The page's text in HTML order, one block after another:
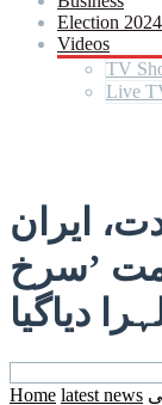
Election 2024
Videos
TV
Live
ایران
’سرخ
دیاگیا
Home latest news